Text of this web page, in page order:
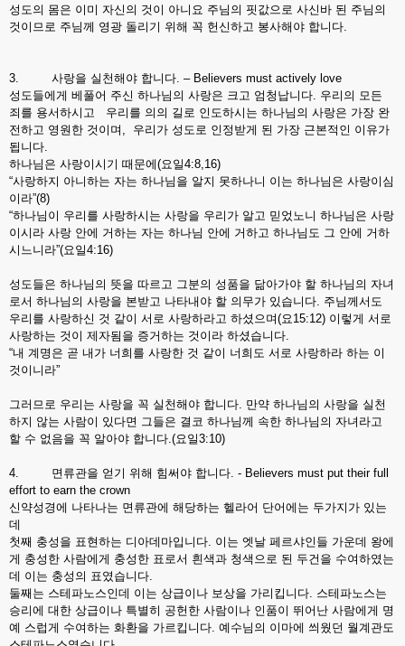
성도의 몸은 이미 자신의 것이 아니요 주님의 핏값으로 사신바 된 주님의
것이므로 주님께 영광 돌리기 위해 꼭 헌신하고 봉사해야 합니다.
3. 사랑을 실천해야 합니다. – Believers must actively love
성도들에게 베풀어 주신 하나님의 사랑은 크고 엄청납니다. 우리의 모든
죄를 용서하시고 우리를 의의 길로 인도하시는 하나님의 사랑은 가장 완
전하고 영원한 것이며, 우리가 성도로 인정받게 된 가장 근본적인 이유가
됩니다.
하나님은 사랑이시기 때문에(요일4:8,16)
“사랑하지 아니하는 자는 하나님을 알지 못하나니 이는 하나님은 사랑이심
이라”(8)
“하나님이 우리를 사랑하시는 사랑을 우리가 알고 믿었노니 하나님은 사랑
이시라 사랑 안에 거하는 자는 하나님 안에 거하고 하나님도 그 안에 거하
시느니라”(요일4:16)
성도들은 하나님의 뜻을 따르고 그분의 성품을 닮아가야 할 하나님의 자녀
로서 하나님의 사랑을 본받고 나타내야 할 의무가 있습니다. 주님께서도
우리를 사랑하신 것 같이 서로 사랑하라고 하셨으며(요15:12) 이렇게 서로
사랑하는 것이 제자됨을 증거하는 것이라 하셨습니다.
“내 계명은 곧 내가 너희를 사랑한 것 같이 너희도 서로 사랑하라 하는 이
것이니라”
그러므로 우리는 사랑을 꼭 실천해야 합니다. 만약 하나님의 사랑을 실천
하지 않는 사람이 있다면 그들은 결코 하나님께 속한 하나님의 자녀라고
할 수 없음을 꼭 알아야 합니다.(요일3:10)
4. 면류관을 얻기 위해 힘써야 합니다. - Believers must put their full
effort to earn the crown
신약성경에 나타나는 면류관에 해당하는 헬라어 단어에는 두가지가 있는
데
첫째 충성을 표현하는 디아데마입니다. 이는 엣날 페르샤인들 가운데 왕에
게 충성한 사람에게 충성한 표로서 흰색과 청색으로 된 두건을 수여하였는
데 이는 충성의 표였습니다.
둘째는 스테파노스인데 이는 상급이나 보상을 가리킵니다. 스테파노스는
승리에 대한 상급이나 특별히 공헌한 사람이나 인품이 뛰어난 사람에게 명
예 스럽게 수여하는 화환을 가르킵니다. 예수님의 이마에 씌웠던 월계관도